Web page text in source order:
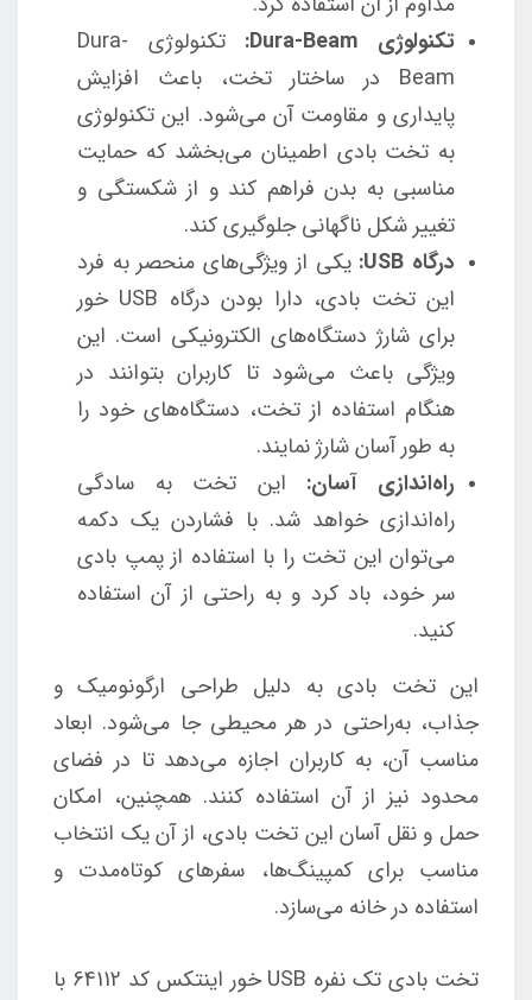
تکنولوژی Dura-Beam:
تکنولوژی Dura-
Beam در ساختار تخت، باعث افزایش
پایداری و مقاومت آن می‌شود. این تکنولوژی
به تخت بادی اطمینان می‌بخشد که حمایت
مناسبی به بدن فراهم کند و از شکستگی و
تغییر شکل ناگهانی جلوگیری کند.
درگاه USB:
یکی از ویژگی‌های منحصر به فرد
این تخت بادی، دارا بودن درگاه USB خور
برای شارژ دستگاه‌های الکترونیکی است. این
ویژگی باعث می‌شود تا کاربران بتوانند در
هنگام استفاده از تخت، دستگاه‌های خود را
به طور آسان شارژ نمایند.
راه‌اندازی آسان: این تخت به سادگی
راه‌اندازی خواهد شد. با فشاردن یک دکمه
می‌توان این تخت را با استفاده از پمپ بادی
سر خود، باد کرد و به راحتی از آن استفاده
کنید.
این تخت بادی به دلیل طراحی ارگونومیک و
جذاب، به‌راحتی در هر محیطی جا می‌شود. ابعاد
مناسب آن، به کاربران اجازه می‌دهد تا در فضای
محدود نیز از آن استفاده کنند. همچنین، امکان
حمل و نقل آسان این تخت بادی، از آن یک انتخاب
مناسب برای کمپینگ‌ها، سفرهای کوتاه‌مدت و
استفاده در خانه می‌سازد.
تخت بادی تک نفره USB خور اینتکس کد 64112 با